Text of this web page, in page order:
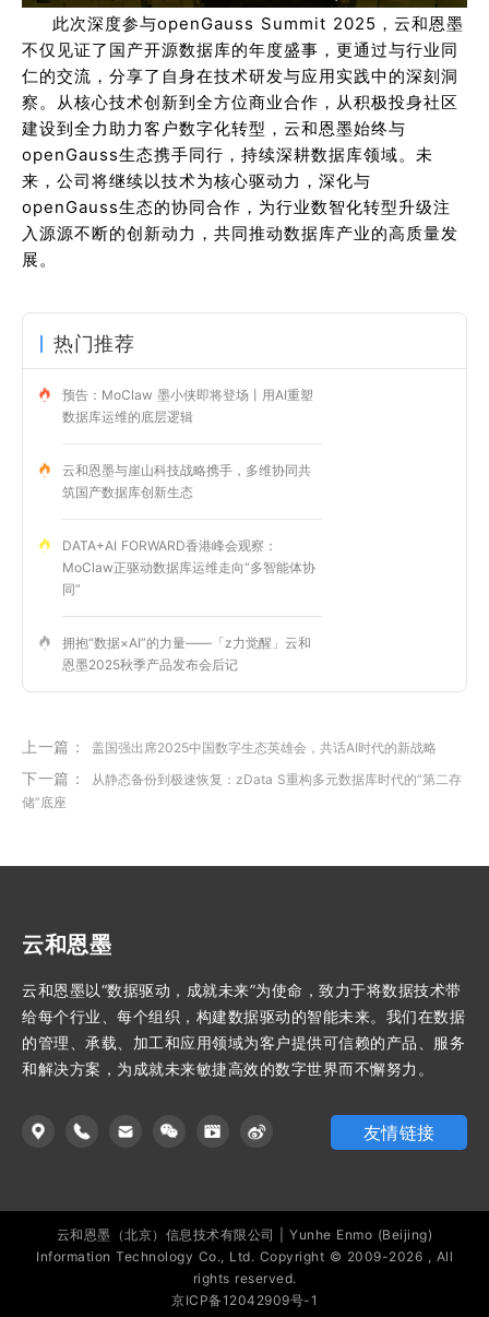
此次深度参与openGauss Summit 2025，云和恩墨
不仅见证了国产开源数据库的年度盛事，更通过与行业同
仁的交流，分享了自身在技术研发与应用实践中的深刻洞
察。从核心技术创新到全方位商业合作，从积极投身社区
建设到全力助力客户数字化转型，云和恩墨始终与
openGauss生态携手同行，持续深耕数据库领域。未
来，公司将继续以技术为核心驱动力，深化与
openGauss生态的协同合作，为行业数智化转型升级注
入源源不断的创新动力，共同推动数据库产业的高质量发
展。
热门推荐
预告：MoClaw 墨小侠即将登场丨用AI重塑
数据库运维的底层逻辑
云和恩墨与崖山科技战略携手，多维协同共
筑国产数据库创新生态
DATA+AI FORWARD香港峰会观察：
MoClaw正驱动数据库运维走向“多智能体协
同”
拥抱“数据×AI”的力量——「z力觉醒」云和
恩墨2025秋季产品发布会后记
上一篇： 盖国强出席2025中国数字生态英雄会，共话AI时代的新战略
下一篇：
从静态备份到极速恢复：zData S重构多元数据库时代的“第二存
储”底座
云和恩墨
云和恩墨以“数据驱动，成就未来”为使命，致力于将数据技术带
给每个行业、每个组织，构建数据驱动的智能未来。我们在数据
的管理、承载、加工和应用领域为客户提供可信赖的产品、服务
和解决方案，为成就未来敏捷高效的数字世界而不懈努力。
友情链接
云和恩墨（北京）信息技术有限公司 | Yunhe Enmo (Beijing)
Information Technology Co., Ltd. Copyright © 2009-2026 , All
rights reserved.
京ICP备12042909号-1